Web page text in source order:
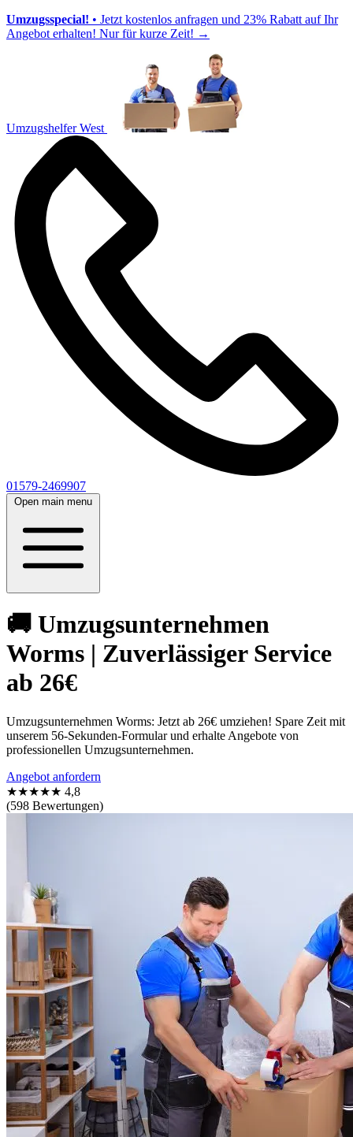
Umzugsspecial! • Jetzt kostenlos anfragen und 23% Rabatt auf Ihr
Angebot erhalten! Nur für kurze Zeit! →
Umzugshelfer West
01579-2469907
Open main menu
🚚 Umzugsunternehmen
Worms | Zuverlässiger Service
ab 26€
Umzugsunternehmen Worms: Jetzt ab 26€ umziehen! Spare Zeit mit
unserem 56-Sekunden-Formular und erhalte Angebote von
professionellen Umzugsunternehmen.
Angebot anfordern
★★★★★ 4,8
(598 Bewertungen)